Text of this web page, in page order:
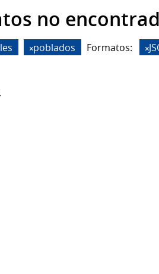
no
poblados Formatos: